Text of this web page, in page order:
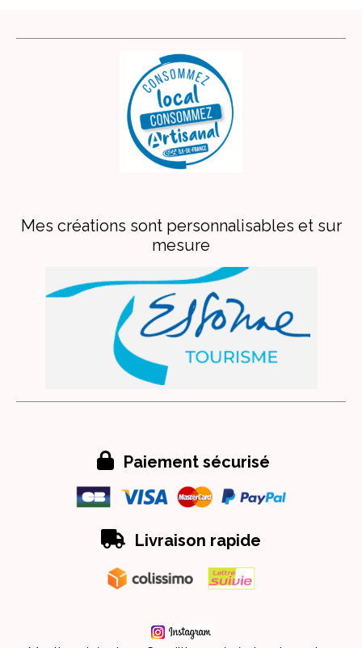
Mes créations sont personnalisables et sur
mesure
 Paiement sécurisé
 Livraison rapide